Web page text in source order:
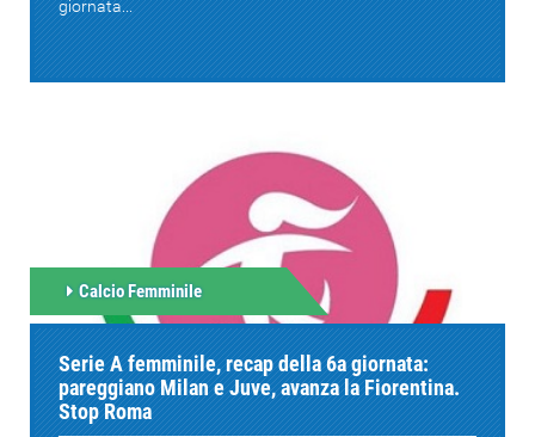
giornata...
Calcio Femminile
Serie A femminile, recap della 6a giornata:
pareggiano Milan e Juve, avanza la Fiorentina.
Stop Roma